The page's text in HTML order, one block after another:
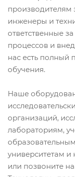
производителям
инженеры и
ответственные
процессов и
нас есть полный
обучения.
Наше
организаций,
лабораториям,
университетам
или позвоните